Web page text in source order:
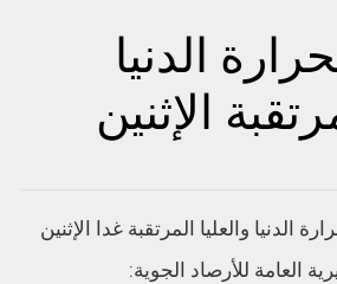
الدنيا
الإثنين
الدنيا والعليا المرتقبة غدا الإثنين